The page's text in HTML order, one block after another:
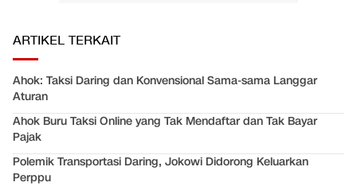
ARTIKEL TERKAIT
Ahok: Taksi Daring dan Konvensional Sama-sama Langgar
Aturan
Ahok Buru Taksi Online yang Tak Mendaftar dan Tak Bayar
Pajak
Polemik Transportasi Daring, Jokowi Didorong Keluarkan
Perppu